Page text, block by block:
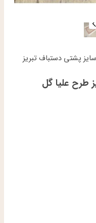
پشتی دستباف تبریز
طرح علیا گل